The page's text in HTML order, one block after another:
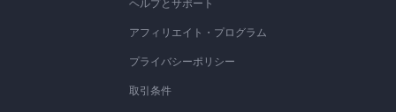
ヘルプとサポート
アフィリエイト・プログラム
プライバシーポリシー
取引条件